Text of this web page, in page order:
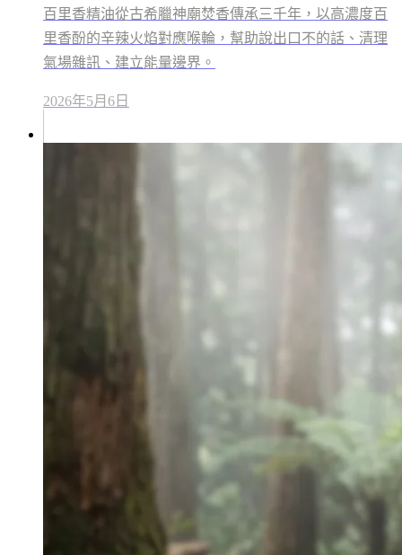
百里香精油從古希臘神廟焚香傳承三千年，以高濃度百
里香酚的辛辣火焰對應喉輪，幫助說出口不的話、清理
氣場雜訊、建立能量邊界。
2026年5月6日